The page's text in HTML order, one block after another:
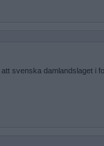
svenska damlandslaget i